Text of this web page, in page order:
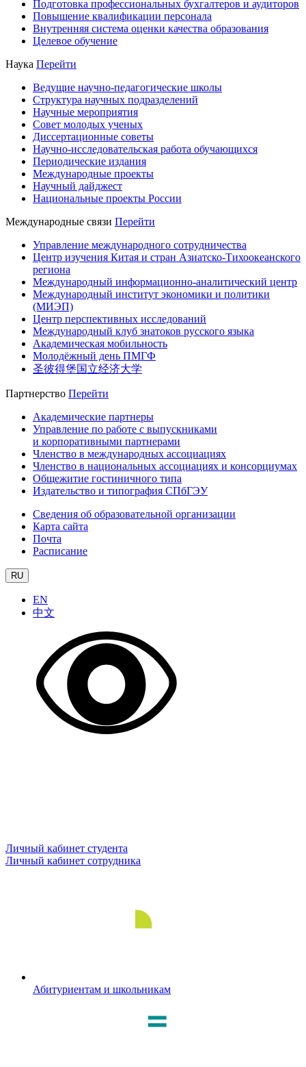
Подготовка профессиональных бухгалтеров и аудиторов
Повышение квалификации персонала
Внутренняя система оценки качества образования
Целевое обучение
Наука Перейти
Ведущие научно-педагогические школы
Структура научных подразделений
Научные мероприятия
Совет молодых ученых
Диссертационные советы
Научно-исследовательская работа обучающихся
Периодические издания
Международные проекты
Научный дайджест
Национальные проекты России
Международные связи Перейти
Управление международного сотрудничества
Центр изучения Китая и стран Азиатско-Тихоокеанского
региона
Международный информационно-аналитический центр
Международный институт экономики и политики
(МИЭП)
Центр перспективных исследований
Международный клуб знатоков русского языка
Академическая мобильность
Молодёжный день ПМГФ
圣彼得堡国立经济大学
Партнерство Перейти
Академические партнеры
Управление по работе с выпускниками
и корпоративными партнерами
Членство в международных ассоциациях
Членство в национальных ассоциациях и консорциумах
Общежитие гостиничного типа
Издательство и типография СПбГЭУ
Сведения об образовательной организации
Карта сайта
Почта
Расписание
RU
EN
中文
Личный кабинет студента
Личный кабинет сотрудника
Абитуриентам и школьникам